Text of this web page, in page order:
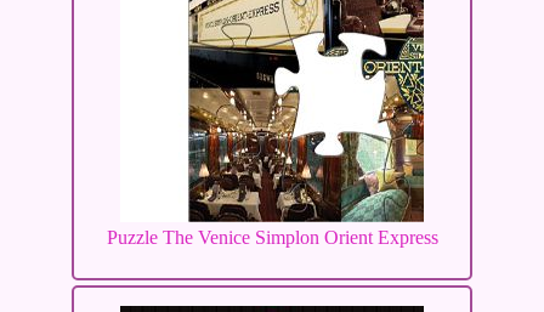
Puzzle The Venice Simplon Orient Express